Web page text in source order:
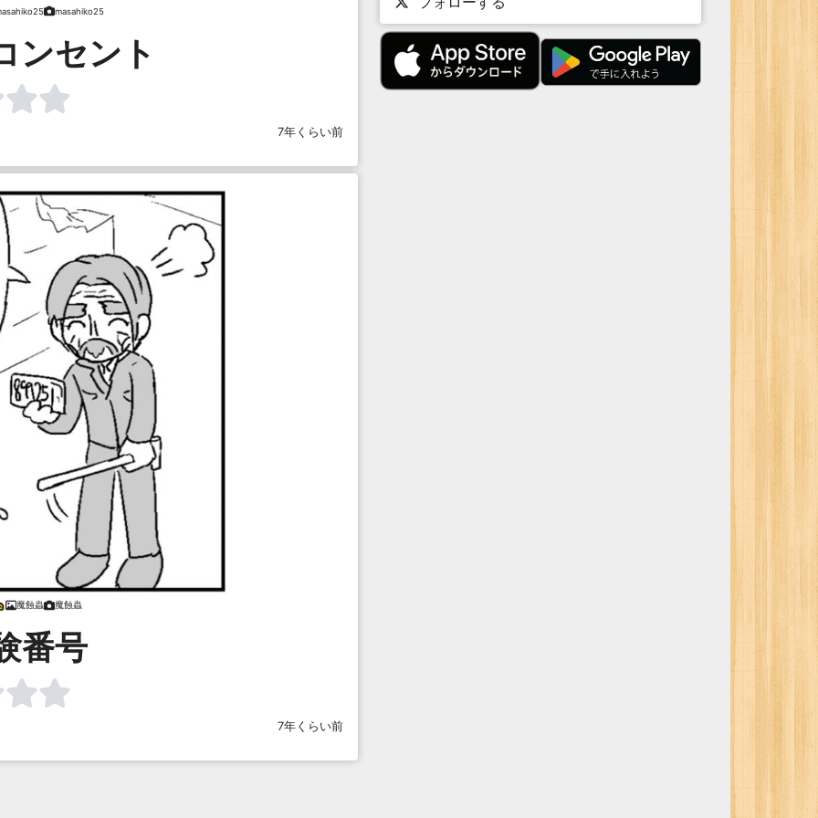
masahiko25
ンセント
7年くらい前
魔蝕蟲 魔蝕蟲
番号
7年くらい前